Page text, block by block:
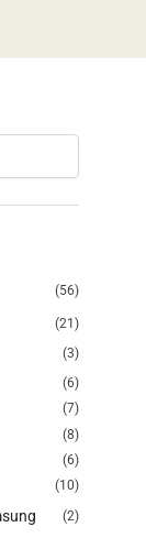
(56)
(21)
(3)
(6)
(7)
(8)
(6)
(10)
(2)